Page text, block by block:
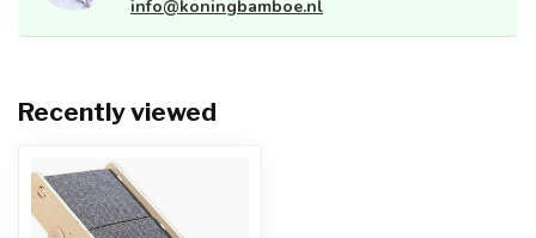
info@koningbamboe.nl
Recently viewed